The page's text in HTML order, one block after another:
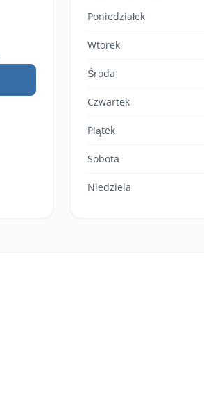
Poniedziałek
Wtorek
Środa
Czwartek
Piątek
Sobota
Niedziela